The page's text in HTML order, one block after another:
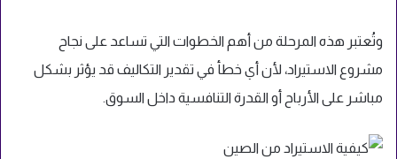
وتُعتبر هذه المرحلة من أهم الخطوات التي تساعد على نجاح
مشروع الاستيراد، لأن أي خطأ في تقدير التكاليف قد يؤثر بشكل
مباشر على الأرباح أو القدرة التنافسية داخل السوق.